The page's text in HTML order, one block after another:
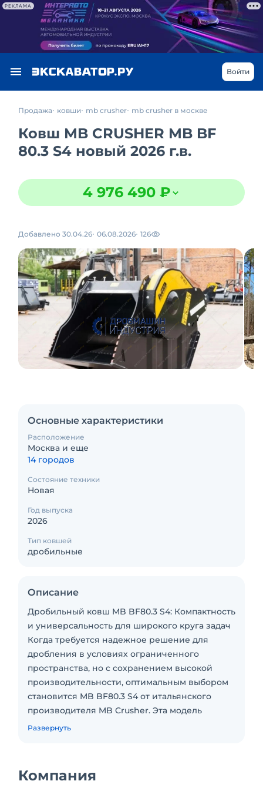
РЕКЛАМА
Войти
Продажа ковши mb crusher mb crusher в москве
Ковш MB CRUSHER MB BF
80.3 S4 новый 2026 г.в.
4 976 490 ₽
Добавлено 30.04.26 06.08.2026 126
Основные характеристики
Расположение
Москва и еще
14 городов
Состояние техники
Новая
Год выпуска
2026
Тип ковшей
дробильные
Описание
Дробильный ковш MB BF80.3 S4: Компактность
и универсальность для широкого круга задач
Когда требуется надежное решение для
дробления в условиях ограниченного
пространства, но с сохранением высокой
производительности, оптимальным выбором
становится MB BF80.3 S4 от итальянского
производителя MB Crusher. Эта модель
отличается компактностью и маневренностью,
КОНСТРУКТИВНЫЕ ОСОБЕННОСТИ
Развернуть
Компания